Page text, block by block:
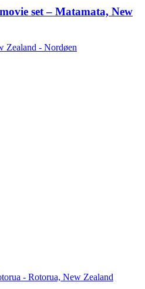
set – Matamata, New
Zealand - Nordøen